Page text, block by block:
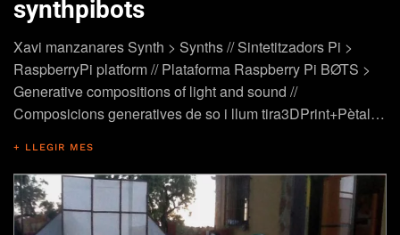
synthpibots
Xavi manzanares Synth > Synths // Sintetitzadors Pi >
RaspberryPi platform // Plataforma Raspberry Pi BØTS >
Generative compositions of light and sound //
Composicions generatives de so i llum tira3DPrint+Pètal…
+ LLEGIR MES